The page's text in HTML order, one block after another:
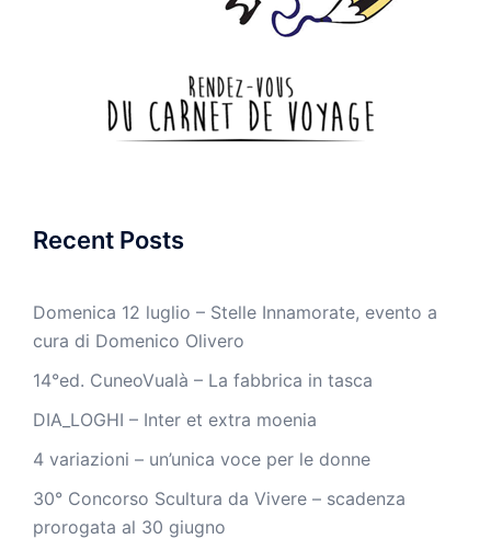
Recent Posts
Domenica 12 luglio – Stelle Innamorate, evento a
cura di Domenico Olivero
14°ed. CuneoVualà – La fabbrica in tasca
DIA_LOGHI – Inter et extra moenia
4 variazioni – un’unica voce per le donne
30° Concorso Scultura da Vivere – scadenza
prorogata al 30 giugno